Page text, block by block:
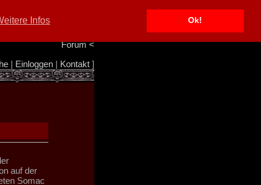
Infos Ok!
Info/Impressum
Forum<
| Einloggen| Kontakt]
auf der
Somac